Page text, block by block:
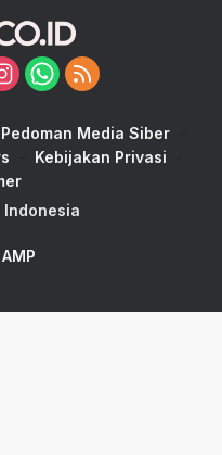
Pedoman Media Siber
Kebijakan Privasi
Indonesia